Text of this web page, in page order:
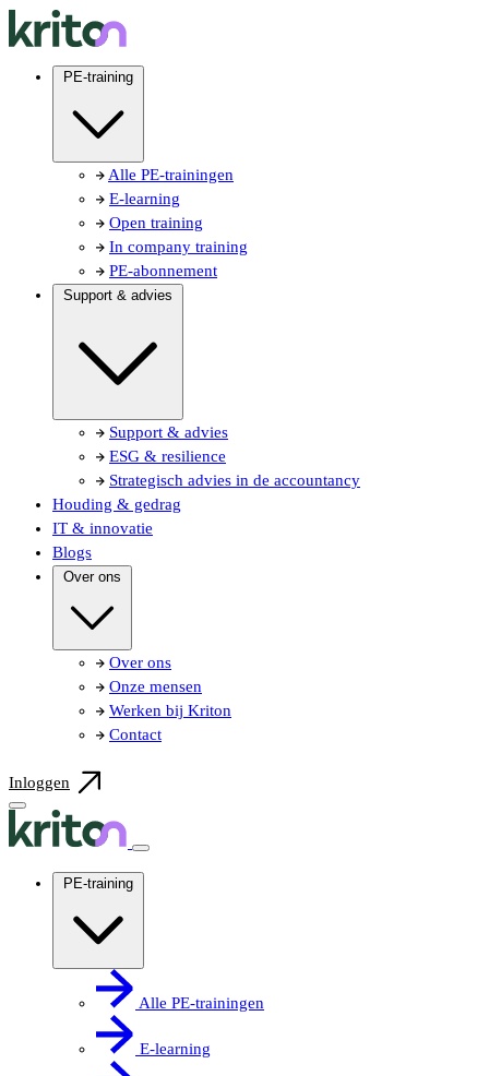
PE-training
Alle PE-trainingen
E-learning
Open training
In company training
PE-abonnement
Support & advies
Support & advies
ESG & resilience
Strategisch advies in de accountancy
Houding & gedrag
IT & innovatie
Blogs
Over ons
Over ons
Onze mensen
Werken bij Kriton
Contact
Inloggen
PE-training
Alle PE-trainingen
E-learning